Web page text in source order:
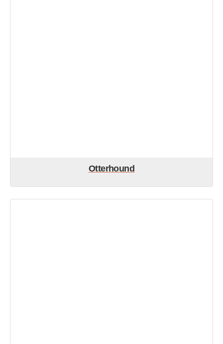
Otterhound